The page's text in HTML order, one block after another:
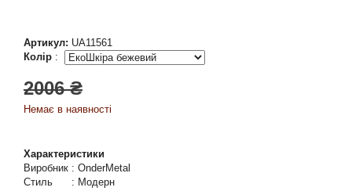
Артикул: UA11561
Колір :
2006 ₴
Немає в наявності
Характеристики
Виробник : OnderMetal
Стиль
: Модерн